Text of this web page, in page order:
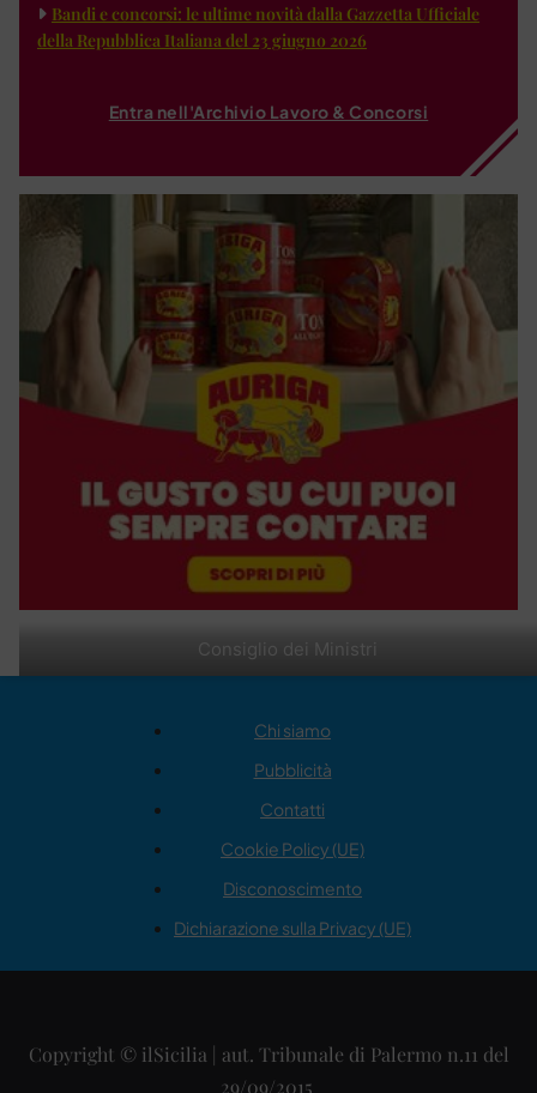
Consiglio dei Ministri
Bandi e concorsi: le ultime novità dalla Gazzetta Ufficiale
della Repubblica Italiana del 23 giugno 2026
Entra nell'Archivio Lavoro & Concorsi
Chi siamo
Pubblicità
Contatti
Cookie Policy (UE)
Disconoscimento
Dichiarazione sulla Privacy (UE)
Copyright © ilSicilia | aut. Tribunale di Palermo n.11 del
29/09/2015